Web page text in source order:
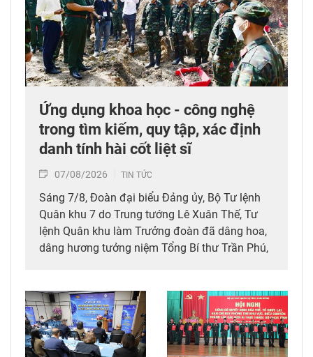
Ứng dụng khoa học - công nghệ
trong tìm kiếm, quy tập, xác định
danh tính hài cốt liệt sĩ
07/08/2026 TIN TỨC
Sáng 7/8, Đoàn đại biểu Đảng ủy, Bộ Tư lệnh
Quân khu 7 do Trung tướng Lê Xuân Thế, Tư
lệnh Quân khu làm Trưởng đoàn đã dâng hoa,
dâng hương tưởng niệm Tổng Bí thư Trần Phú,
liệt sĩ và xác minh thông tin hài cốt liệt sĩ tại
Công viên Lê Thị Riêng, phường Hòa Hưng,
Thành phố Hồ Chí Minh.